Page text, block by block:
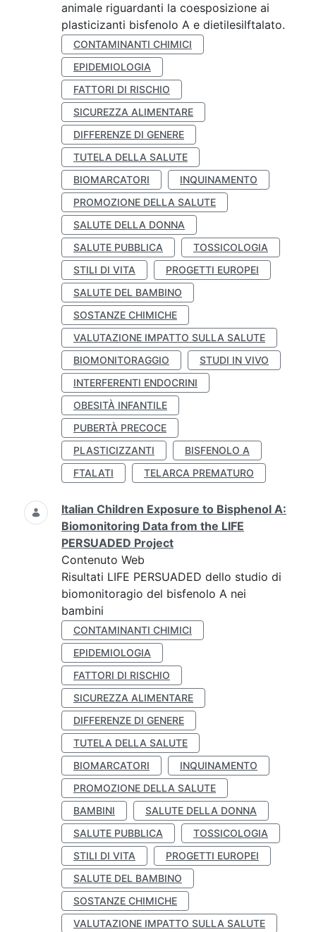
animale riguardanti la coesposizione ai
plasticizanti bisfenolo A e dietilesilftalato.
CONTAMINANTI CHIMICI
EPIDEMIOLOGIA
FATTORI DI RISCHIO
SICUREZZA ALIMENTARE
DIFFERENZE DI GENERE
TUTELA DELLA SALUTE
BIOMARCATORI
INQUINAMENTO
PROMOZIONE DELLA SALUTE
SALUTE DELLA DONNA
SALUTE PUBBLICA
TOSSICOLOGIA
STILI DI VITA
PROGETTI EUROPEI
SALUTE DEL BAMBINO
SOSTANZE CHIMICHE
VALUTAZIONE IMPATTO SULLA SALUTE
BIOMONITORAGGIO
STUDI IN VIVO
INTERFERENTI ENDOCRINI
OBESITÀ INFANTILE
PUBERTÀ PRECOCE
PLASTICIZZANTI
BISFENOLO A
FTALATI
TELARCA PREMATURO
Italian Children Exposure to Bisphenol A:
Biomonitoring Data from the LIFE
PERSUADED Project
Contenuto Web
Risultati LIFE PERSUADED dello studio di
biomonitoragio del bisfenolo A nei
bambini
CONTAMINANTI CHIMICI
EPIDEMIOLOGIA
FATTORI DI RISCHIO
SICUREZZA ALIMENTARE
DIFFERENZE DI GENERE
TUTELA DELLA SALUTE
BIOMARCATORI
INQUINAMENTO
PROMOZIONE DELLA SALUTE
BAMBINI
SALUTE DELLA DONNA
SALUTE PUBBLICA
TOSSICOLOGIA
STILI DI VITA
PROGETTI EUROPEI
SALUTE DEL BAMBINO
SOSTANZE CHIMICHE
VALUTAZIONE IMPATTO SULLA SALUTE